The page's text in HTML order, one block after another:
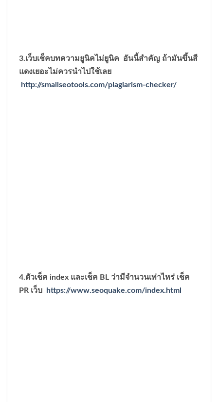
3.เว็บเช็คบทความยูนิคไม่ยูนิค อันนี้สำคัญ ถ้ามันขึ้นสี
แดงเยอะไม่ควรนำไปใช้เลย
http://smallseotools.com/plagiarism-checker/
4.ตัวเช็ค index และเช็ค BL ว่ามีจำนวนเท่าไหร่ เช็ค
PR เว็บ
https://www.seoquake.com/index.html